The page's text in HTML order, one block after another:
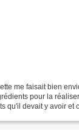
me faisait bien
pour la
qu'il devait y avoir et